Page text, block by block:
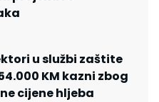
u službi zaštite
KM kazni zbog
cijene hljeba